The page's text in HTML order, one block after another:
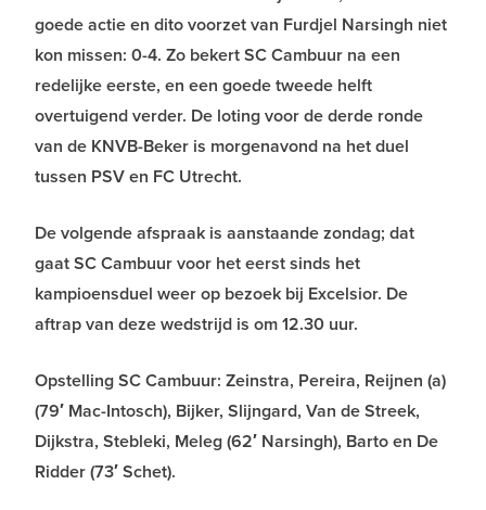
goede actie en dito voorzet van Furdjel Narsingh niet
kon missen: 0-4. Zo bekert SC Cambuur na een
redelijke eerste, en een goede tweede helft
overtuigend verder. De loting voor de derde ronde
van de KNVB-Beker is morgenavond na het duel
tussen PSV en FC Utrecht.
De volgende afspraak is aanstaande zondag; dat
gaat SC Cambuur voor het eerst sinds het
kampioensduel weer op bezoek bij Excelsior. De
aftrap van deze wedstrijd is om 12.30 uur.
Opstelling SC Cambuur: Zeinstra, Pereira, Reijnen (a)
(79′ Mac-Intosch), Bijker, Slijngard, Van de Streek,
Dijkstra, Stebleki, Meleg (62′ Narsingh), Barto en De
Ridder (73′ Schet).